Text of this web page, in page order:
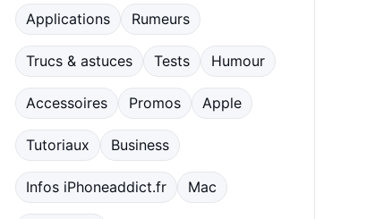
Applications Rumeurs
Trucs & astuces Tests Humour
Accessoires Promos Apple
Tutoriaux Business
Infos iPhoneaddict.fr Mac